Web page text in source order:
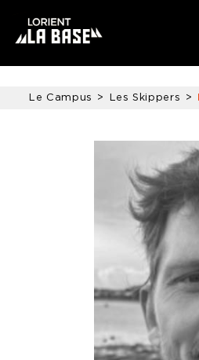
Le Campus Les Skippers